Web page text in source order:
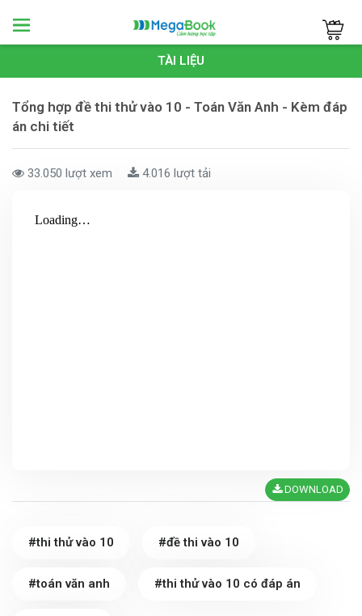
Megabook
TÀI LIỆU
Tổng hợp đề thi thử vào 10 - Toán Văn Anh - Kèm đáp
án chi tiết
33.050 lượt xem 4.016 lượt tải
DOWNLOAD
#thi thử vào 10 #đề thi vào 10
#toán văn anh #thi thử vào 10 có đáp án